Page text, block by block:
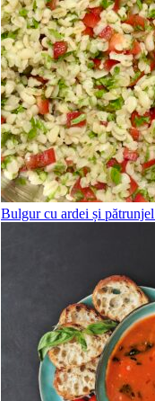
Bulgur cu ardei și pătrunjel